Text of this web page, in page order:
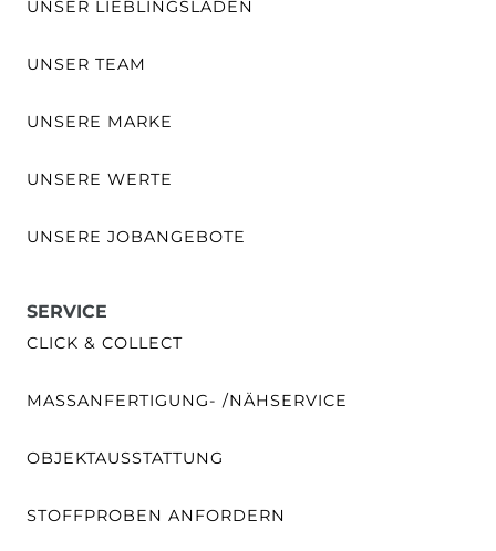
UNSER LIEBLINGSLADEN
UNSER TEAM
UNSERE MARKE
UNSERE WERTE
UNSERE JOBANGEBOTE
SERVICE
CLICK & COLLECT
MASSANFERTIGUNG- /NÄHSERVICE
OBJEKTAUSSTATTUNG
STOFFPROBEN ANFORDERN